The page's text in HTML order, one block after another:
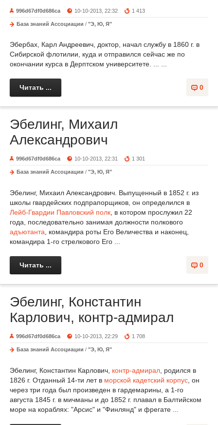
996d67df0d686ca 10-10-2013, 22:32 1 413
База знаний Ассоциации / "Э, Ю, Я"
Эбербах, Карл Андреевич, доктор, начал службу в 1860 г. в
Сибирской флотилии, куда и отправился сейчас же по
окончании курса в Дерптском университете. ... ...
0
Читать ...
Эбелинг, Михаил
Александрович
996d67df0d686ca 10-10-2013, 22:31 1 301
База знаний Ассоциации / "Э, Ю, Я"
Эбелинг, Михаил Александрович. Выпущенный в 1852 г. из
школы гвардейских подпрапорщиков, он определился в
Лейб-Гвардии Павловский полк , в котором прослужил 22
года, последовательно занимая должности полкового
адъютанта , командира роты Его Величества и наконец,
командира 1-го стрелкового Его ...
0
Читать ...
Эбелинг, Константин
Карлович, контр-адмирал
996d67df0d686ca 10-10-2013, 22:29 1 708
База знаний Ассоциации / "Э, Ю, Я"
Эбелинг, Константин Карлович, контр-адмирал , родился в
1826 г. Отданный 14-ти лет в морской кадетский корпус , он
через три года был произведен в гардемарины, а 1-го
августа 1845 г. в мичманы и до 1852 г. плавал в Балтийском
море на кораблях: "Арсис" и "Финлянд" и фрегате ...